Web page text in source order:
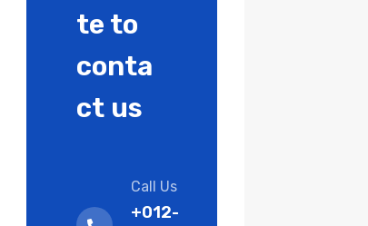
te to
conta
ct us
Call Us
+012-